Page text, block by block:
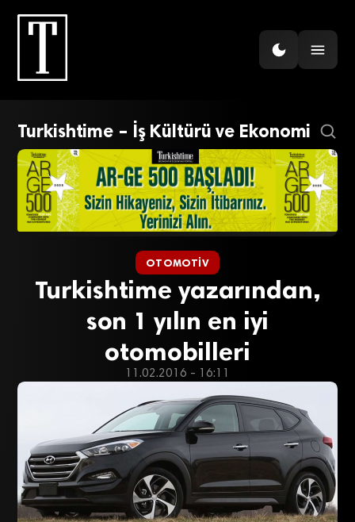
Turkishtime – İş Kültürü ve Ekonomi
OTOMOTIV
Turkishtime yazarından,
son 1 yılın en iyi
otomobilleri
11.02.2016 - 16:11